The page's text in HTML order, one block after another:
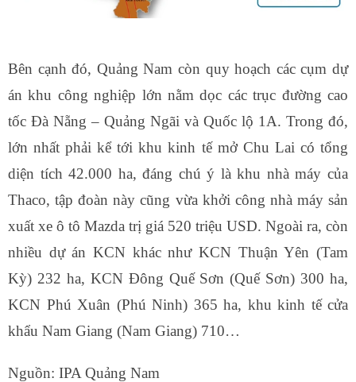
Bên cạnh đó, Quảng Nam còn quy hoạch các cụm dự
án khu công nghiệp lớn nằm dọc các trục đường cao
tốc Đà Nẵng – Quảng Ngãi và Quốc lộ 1A. Trong đó,
lớn nhất phải kể tới khu kinh tế mở Chu Lai có tổng
diện tích 42.000 ha, đáng chú ý là khu nhà máy của
Thaco, tập đoàn này cũng vừa khởi công nhà máy sản
xuất xe ô tô Mazda trị giá 520 triệu USD. Ngoài ra, còn
nhiều dự án KCN khác như KCN Thuận Yên (Tam
Kỳ) 232 ha, KCN Đông Quế Sơn (Quế Sơn) 300 ha,
KCN Phú Xuân (Phú Ninh) 365 ha, khu kinh tế cửa
khẩu Nam Giang (Nam Giang) 710…
Nguồn: IPA Quảng Nam